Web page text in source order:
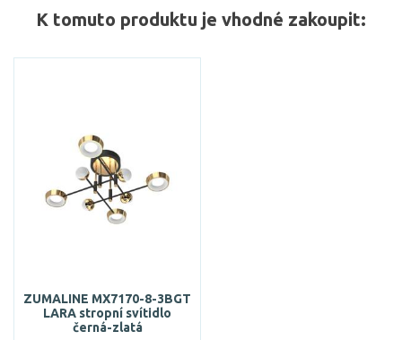
K tomuto produktu je vhodné zakoupit:
ZUMALINE MX7170-8-3BGT
LARA stropní svítidlo
černá-zlatá